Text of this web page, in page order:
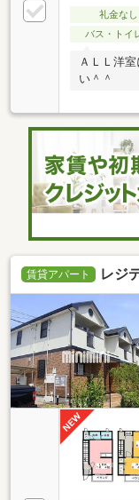
礼金なし
バス・トイ
ＡＬＬ洋
い＾＾
賃貸アパート レジ